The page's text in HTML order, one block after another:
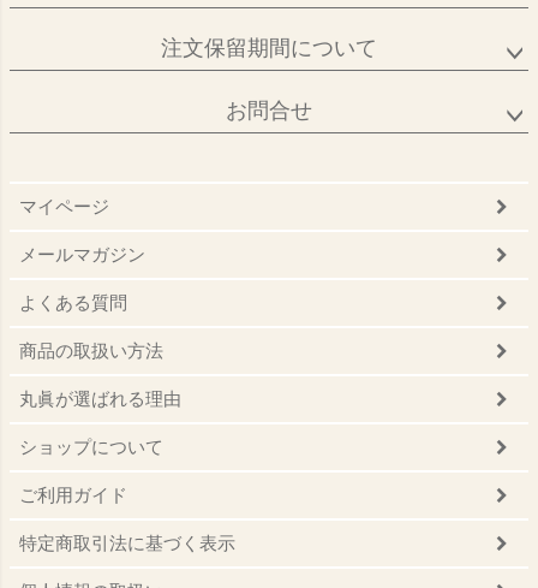
注文保留期間について
お問合せ
マイページ
メールマガジン
よくある質問
商品の取扱い方法
丸眞が選ばれる理由
ショップについて
ご利用ガイド
特定商取引法に基づく表示